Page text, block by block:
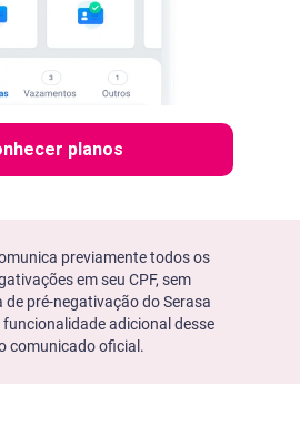
planos
previamente todos os
em seu CPF, sem
pré-negativação do Serasa
adicional desse
comunicado oficial.